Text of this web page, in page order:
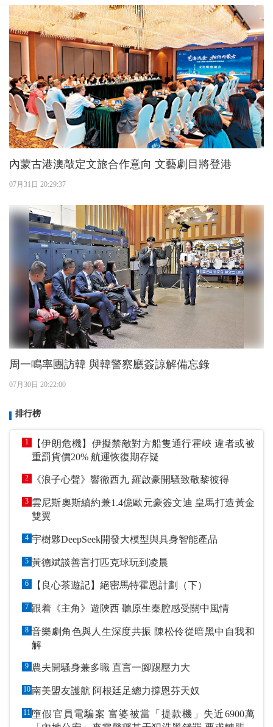
內蒙古港澳敲定文旅合作意向 文藝劇目將登港
07月31日 20:29:37
周一鳴率團訪韓 與韓警察廳簽諒解備忘錄
07月30日 20:22:00
排行榜
1
【伊朗危機】伊擬禁敵對方船隻通行霍峽 違者或被
重罰貨價20% 航運恢復期存疑
2 《浪子心聲》響徹西九 羅啟豪開騷致敬黎彼得
3 雲尼斯奧斯續約兼1.4億歐元豪簽文迪 皇馬打造黃金
雙翼
4 宇樹夥DeepSeek開發大模型與具身智能產品
5 黃德斌談善言打匹克球玩到凌晨
6 【良心茶遊記】絕密馬特霍恩計劃（下）
7 跟着《主角》遊陝西 聽原生秦腔感受關中風情
8 音樂劇角色與人生深度共振 陳松伶從暗黑中自我和
解
9 農夫開騷身兼多職 直言一腳踢壓力大
10 南美盟友護航 阿根廷足總力撐恩芬天奴
11 墮假官員電騙案 富婆被當「提款機」失近6900萬